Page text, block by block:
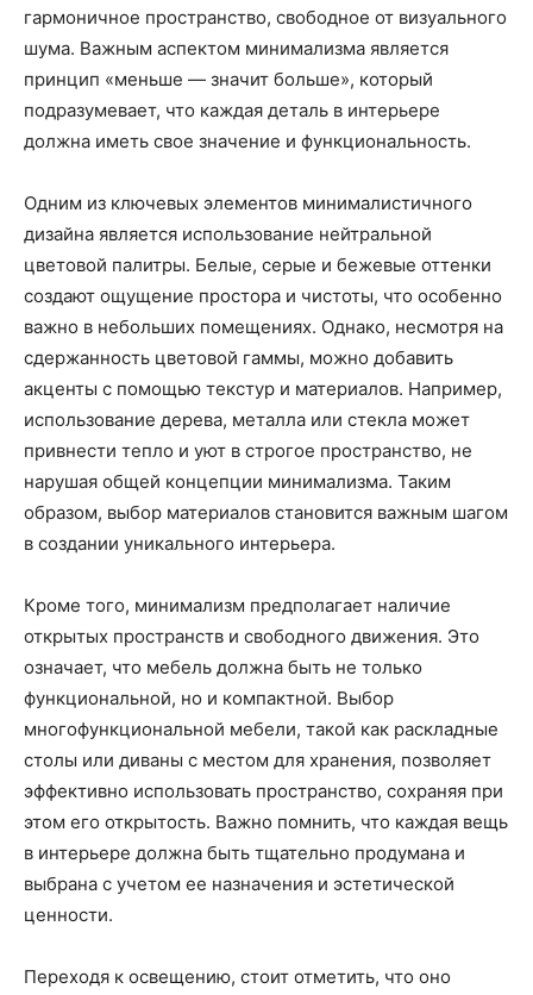
гармоничное пространство, свободное от визуального
шума. Важным аспектом минимализма является
принцип «меньше — значит больше», который
подразумевает, что каждая деталь в интерьере
должна иметь свое значение и функциональность.
Одним из ключевых элементов минималистичного
дизайна является использование нейтральной
цветовой палитры. Белые, серые и бежевые оттенки
создают ощущение простора и чистоты, что особенно
важно в небольших помещениях. Однако, несмотря на
сдержанность цветовой гаммы, можно добавить
акценты с помощью текстур и материалов. Например,
использование дерева, металла или стекла может
привнести тепло и уют в строгое пространство, не
нарушая общей концепции минимализма. Таким
образом, выбор материалов становится важным шагом
в создании уникального интерьера.
Кроме того, минимализм предполагает наличие
открытых пространств и свободного движения. Это
означает, что мебель должна быть не только
функциональной, но и компактной. Выбор
многофункциональной мебели, такой как раскладные
столы или диваны с местом для хранения, позволяет
эффективно использовать пространство, сохраняя при
этом его открытость. Важно помнить, что каждая вещь
в интерьере должна быть тщательно продумана и
выбрана с учетом ее назначения и эстетической
ценности.
Переходя к освещению, стоит отметить, что оно